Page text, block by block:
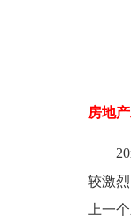
房地
20xx
较激
上一